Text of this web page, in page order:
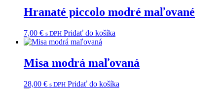
Hranaté piccolo modré maľované
7,00 € s DPH Pridať do košíka
Misa modrá maľovaná
28,00 € s DPH Pridať do košíka